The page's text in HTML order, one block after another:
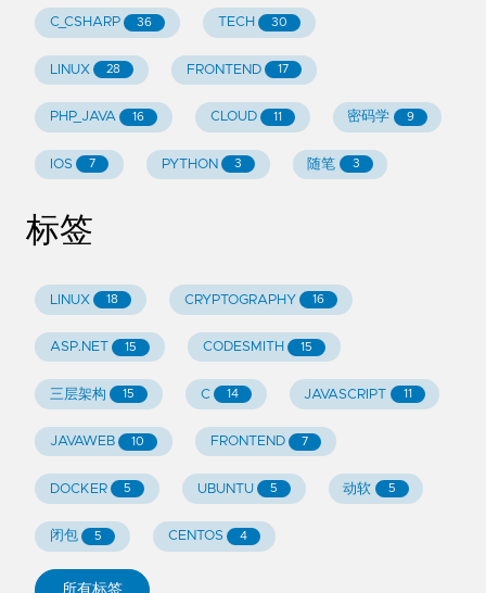
C_CSHARP 36 TECH 30
LINUX 28 FRONTEND 17
PHP_JAVA 16 CLOUD 11 密码学 9
IOS 7 PYTHON 3 随笔 3
标签
LINUX 18 CRYPTOGRAPHY 16
ASP.NET 15 CODESMITH 15
三层架构 15 C 14 JAVASCRIPT 11
JAVAWEB 10 FRONTEND 7
DOCKER 5 UBUNTU 5 动软 5
闭包 5 CENTOS 4
所有标签